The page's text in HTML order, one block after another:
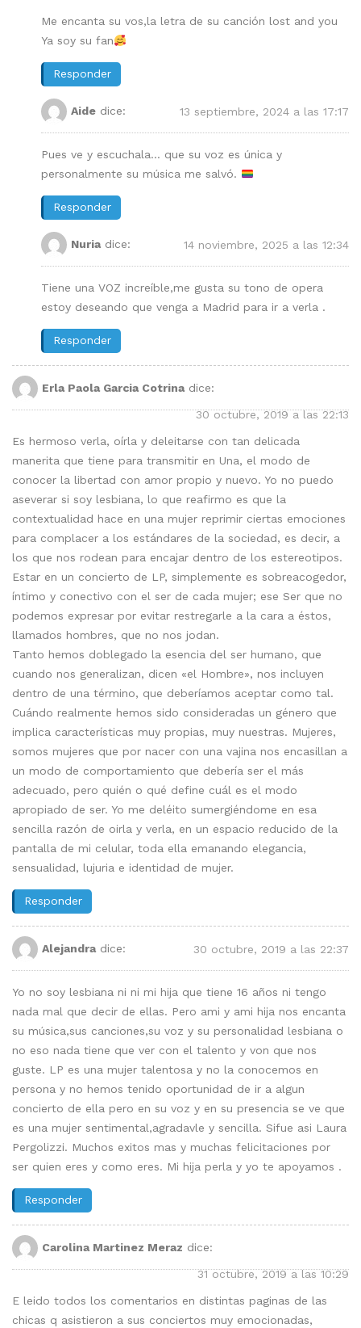
Me encanta su vos,la letra de su canción lost and you
Ya soy su fan
Responder
Aide dice: 13 septiembre, 2024 a las 17:17
Pues ve y escuchala… que su voz es única y
personalmente su música me salvó.
Responder
Nuria dice: 14 noviembre, 2025 a las 12:34
Tiene una VOZ increíble,me gusta su tono de opera
estoy deseando que venga a Madrid para ir a verla .
Responder
Erla Paola Garcia Cotrina dice:
30 octubre, 2019 a las 22:13
Es hermoso verla, oírla y deleitarse con tan delicada
manerita que tiene para transmitir en Una, el modo de
conocer la libertad con amor propio y nuevo. Yo no puedo
aseverar si soy lesbiana, lo que reafirmo es que la
contextualidad hace en una mujer reprimir ciertas emociones
para complacer a los estándares de la sociedad, es decir, a
los que nos rodean para encajar dentro de los estereotipos.
Estar en un concierto de LP, simplemente es sobreacogedor,
íntimo y conectivo con el ser de cada mujer; ese Ser que no
podemos expresar por evitar restregarle a la cara a éstos,
llamados hombres, que no nos jodan.
Tanto hemos doblegado la esencia del ser humano, que
cuando nos generalizan, dicen «el Hombre», nos incluyen
dentro de una término, que deberíamos aceptar como tal.
Cuándo realmente hemos sido consideradas un género que
implica características muy propias, muy nuestras. Mujeres,
somos mujeres que por nacer con una vajina nos encasillan a
un modo de comportamiento que debería ser el más
adecuado, pero quién o qué define cuál es el modo
apropiado de ser. Yo me deléito sumergiéndome en esa
sencilla razón de oirla y verla, en un espacio reducido de la
pantalla de mi celular, toda ella emanando elegancia,
sensualidad, lujuria e identidad de mujer.
Responder
Alejandra dice: 30 octubre, 2019 a las 22:37
Yo no soy lesbiana ni ni mi hija que tiene 16 años ni tengo
nada mal que decir de ellas. Pero ami y ami hija nos encanta
su música,sus canciones,su voz y su personalidad lesbiana o
no eso nada tiene que ver con el talento y von que nos
guste. LP es una mujer talentosa y no la conocemos en
persona y no hemos tenido oportunidad de ir a algun
concierto de ella pero en su voz y en su presencia se ve que
es una mujer sentimental,agradavle y sencilla. Sifue asi Laura
Pergolizzi. Muchos exitos mas y muchas felicitaciones por
ser quien eres y como eres. Mi hija perla y yo te apoyamos .
Responder
Carolina Martinez Meraz dice:
31 octubre, 2019 a las 10:29
E leido todos los comentarios en distintas paginas de las
chicas q asistieron a sus conciertos muy emocionadas,